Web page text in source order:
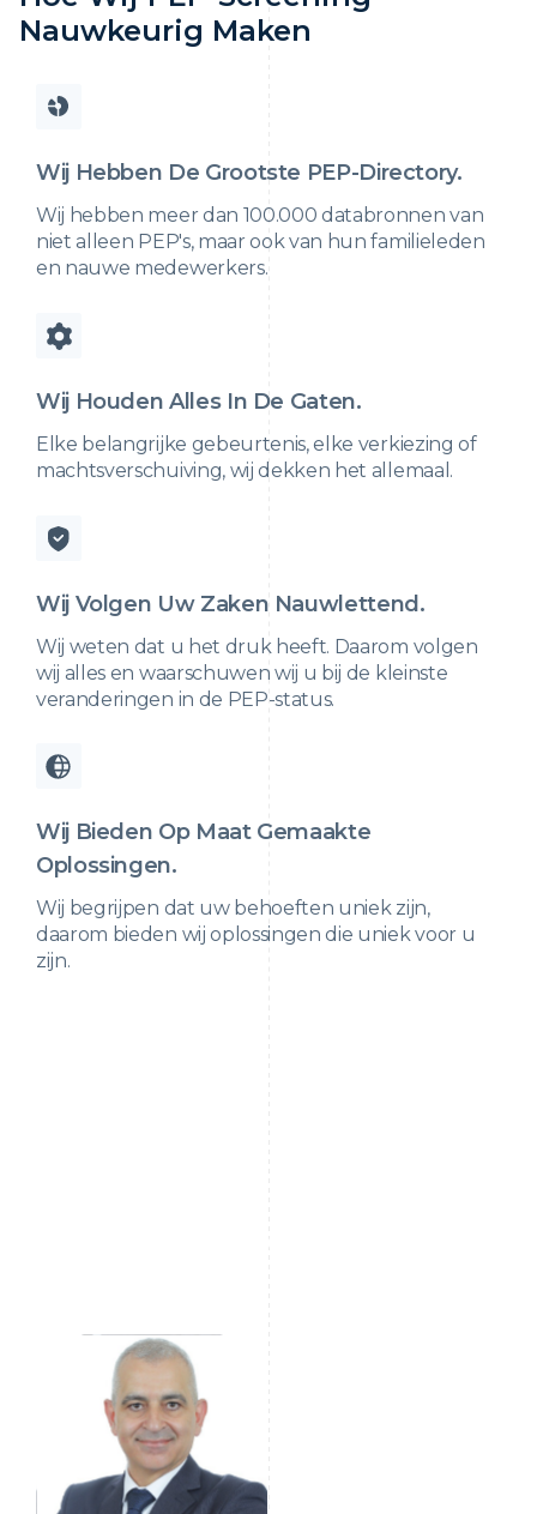
Nauwkeurig Maken
Wij Hebben De Grootste PEP-Directory.
Wij hebben meer dan 100.000 databronnen van
niet alleen PEP's, maar ook van hun familieleden
en nauwe medewerkers.
Wij Houden Alles In De Gaten.
Elke belangrijke gebeurtenis, elke verkiezing of
machtsverschuiving, wij dekken het allemaal.
Wij Volgen Uw Zaken Nauwlettend.
Wij weten dat u het druk heeft. Daarom volgen
wij alles en waarschuwen wij u bij de kleinste
veranderingen in de PEP-status.
Wij Bieden Op Maat Gemaakte
Oplossingen.
Wij begrijpen dat uw behoeften uniek zijn,
daarom bieden wij oplossingen die uniek voor u
zijn.